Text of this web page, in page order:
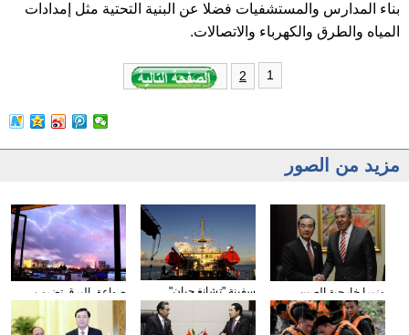
بناء المدارس والمستشفيات فضلا عن البنية التحتية مثل إمدادات
المياه والطرق والكهرباء والاتصالات.
1
2
مزيد من الصور
صواعق البرق تضرب
مدينة بجنوبي الصين
سفينة "تشانغ جيان"
للبحوث العلمية تبحر في
محيط الباسيفيك
وزيرا خارجية الصين
وروسيا يتفقان على الحذر
من إشعال قوى خارجية